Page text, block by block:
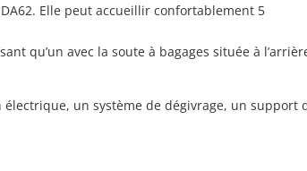
Elle peut accueillir confortablement 5
qu’un avec la soute à bagages située à
électrique, un système de dégivrage, un support